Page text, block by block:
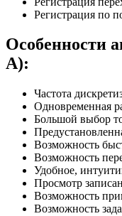
Регистрация по
Особенности
А):
Частота
Одновременная
Большой выбор
Возможность
Возможность
Удобное,
Просмотр
Возможность
Возможность